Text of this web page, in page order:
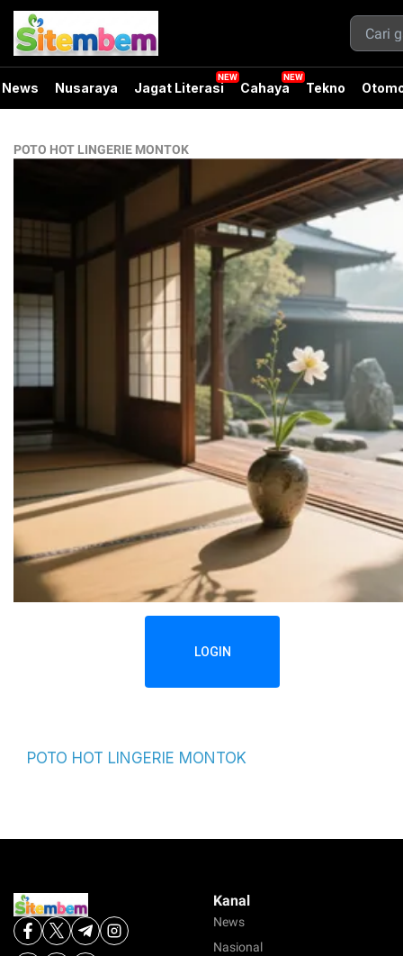
News Nusaraya Jagat Literasi Cahaya Tekno
POTO HOT LINGERIE MONTOK
LOGIN
POTO HOT LINGERIE MONTOK
Kanal
News
Nasional